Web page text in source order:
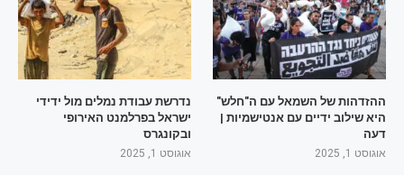
ההזדהות של השמאל עם ה"חלש"
היא שילוב ידיים עם אנטישמיות |
דעה
אוגוסט 1, 2025
נדרשת עבודת נמלים מול ידידי
ישראל בפרלמנט האירופי
ובקונגרס
אוגוסט 1, 2025